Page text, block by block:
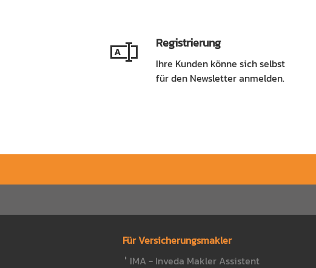
Registrierung
Ihre Kunden könne sich selbst
für den Newsletter anmelden.
Für Versicherungsmakler
IMA - Inveda Makler Assistent